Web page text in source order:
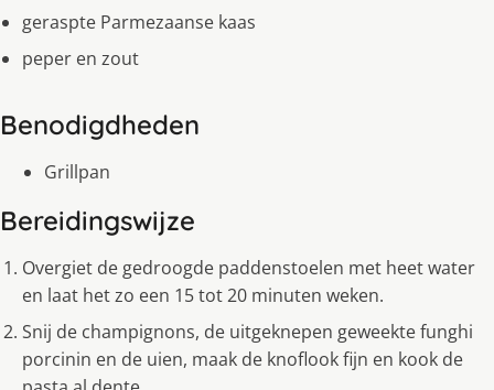
geraspte Parmezaanse kaas
peper en zout
Benodigdheden
Grillpan
Bereidingswijze
Overgiet de gedroogde paddenstoelen met heet water
en laat het zo een 15 tot 20 minuten weken.
Snij de champignons, de uitgeknepen geweekte funghi
porcinin en de uien, maak de knoflook fijn en kook de